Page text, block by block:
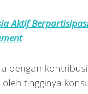
Aktif
dengan
tingginya